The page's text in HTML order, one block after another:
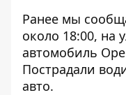
Ранее мы
около 18:00, на
автомобиль
Пострадали
авто.